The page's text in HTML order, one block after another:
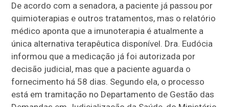
De acordo com a senadora, a paciente já passou por
quimioterapias e outros tratamentos, mas o relatório
médico aponta que a imunoterapia é atualmente a
única alternativa terapêutica disponível. Dra. Eudócia
informou que a medicação já foi autorizada por
decisão judicial, mas que a paciente aguarda o
fornecimento há 58 dias. Segundo ela, o processo
está em tramitação no Departamento de Gestão das